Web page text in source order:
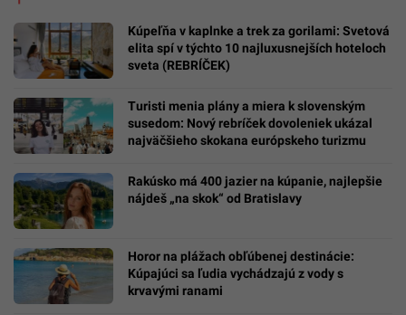
Kúpeľňa v kaplnke a trek za gorilami: Svetová
elita spí v týchto 10 najluxusnejších hoteloch
sveta (REBRÍČEK)
Turisti menia plány a miera k slovenským
susedom: Nový rebríček dovoleniek ukázal
najväčšieho skokana európskeho turizmu
Rakúsko má 400 jazier na kúpanie, najlepšie
nájdeš „na skok“ od Bratislavy
Horor na plážach obľúbenej destinácie:
Kúpajúci sa ľudia vychádzajú z vody s
krvavými ranami